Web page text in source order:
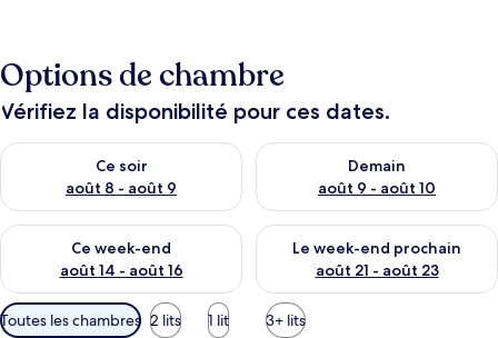
Options de chambre
Vérifiez la disponibilité pour ces dates.
Ce soir
août 8 - août 9
Vérifier la disponibilité pour ce soir août 8 - août 9
Demain
août 9 - août 10
Vérifier la disponibilité pour
Ce week-end
août 14 - août 16
Vérifier la disponibilité pour ce week-end août 14 - août 16
Le week-end prochain
août 21 - août 23
Vérifier la disponibilité pour
Filtres
Toutes les chambres 2 lits 1 lit 3+ lits